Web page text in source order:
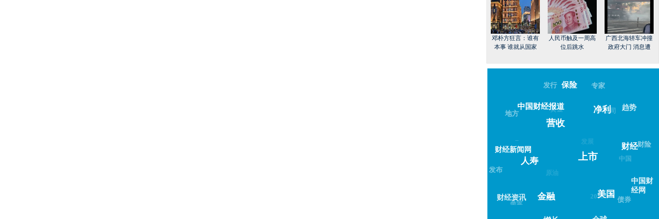
邓朴方狂言：谁有
本事 谁就从国家
人民币触及一周高
位后跳水
广西北海轿车冲撞
政府大门 消息遭
财经资讯 金融
人寿
财经新闻网
发布
基金
美国
上市
营收
中国财经报道
地方
–
原油
2018
债券
中国财
经网
财经
净利
保险
发行
黄金
发展
中国
财险
趋势
专家
公司